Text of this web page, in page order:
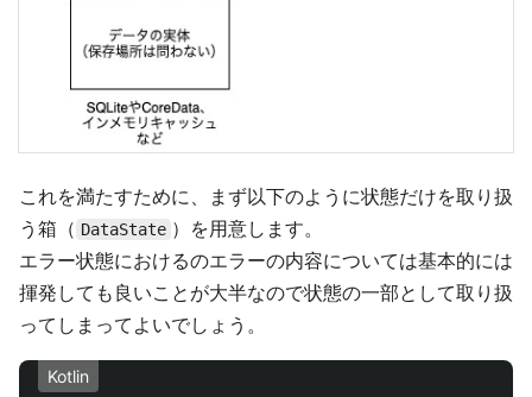
これを満たすために、まず以下のように状態だけを取り扱
う箱（ DataState ）を用意します。
エラー状態におけるのエラーの内容については基本的には
揮発しても良いことが大半なので状態の一部として取り扱
ってしまってよいでしょう。
Kotlin